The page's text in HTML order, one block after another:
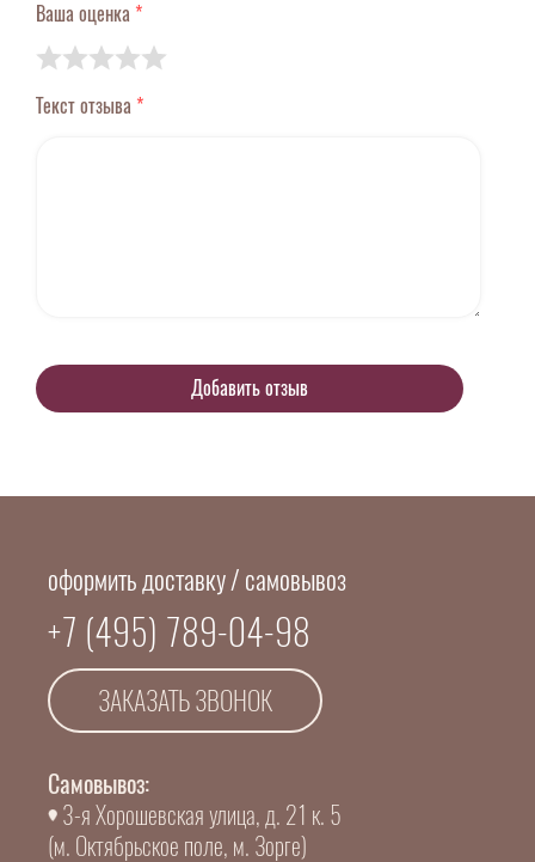
Ваша оценка *
Текст отзыва *
оформить доставку / самовывоз
+7 (495) 789-04-98
ЗАКАЗАТЬ ЗВОНОК
Самовывоз:
3-я Хорошевская улица, д. 21 к. 5
(м. Октябрьское поле, м. Зорге)